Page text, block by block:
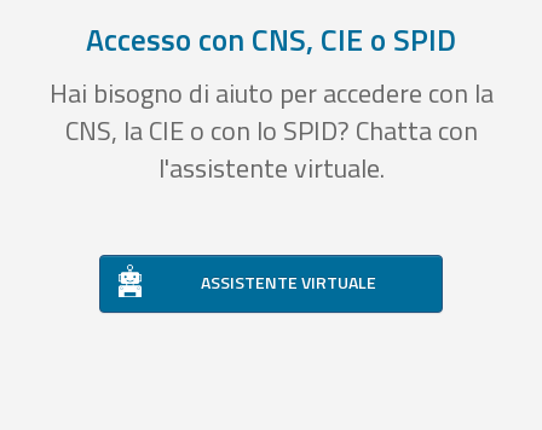
Accesso con CNS, CIE o SPID
Hai bisogno di aiuto per accedere con la
CNS, la CIE o con lo SPID? Chatta con
l'assistente virtuale.
ASSISTENTE VIRTUALE